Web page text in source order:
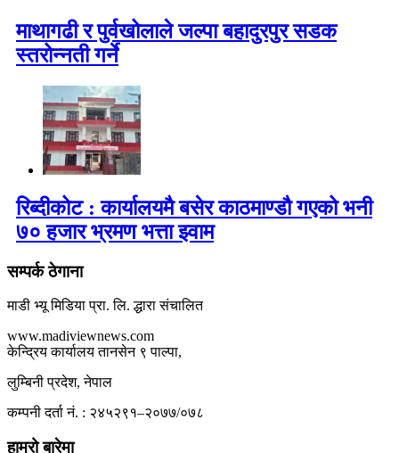
माथागढी र पुर्वखोलाले जल्पा बहादुरपुर सडक
स्तरोन्नती गर्ने
रिब्दीकोट : कार्यालयमै बसेर काठमाण्डौ गएको भनी
७० हजार भ्रमण भत्ता झ्वाम
सम्पर्क ठेगाना
माडी भ्यू मिडिया प्रा. लि. द्धारा संचालित
www.madiviewnews.com
केन्द्रिय कार्यालय तानसेन ९ पाल्पा,
लुम्बिनी प्रदेश, नेपाल
कम्पनी दर्ता नं. : २४५२९१–२०७७/०७८
हाम्रो बारेमा